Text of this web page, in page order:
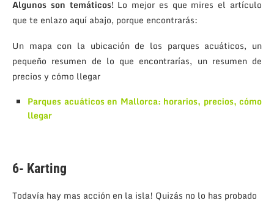
Algunos son temáticos!Lo mejor es que mires el artículo
que te enlazo aquí abajo, porque encontrarás:
Un mapa con la ubicación de los parques acuáticos, un
pequeño resumen de lo que encontrarías, un resumen de
precios y cómo llegar
Parques acuáticos en Mallorca: horarios, precios, cómo
llegar
6- Karting
Todavía hay mas acción en la isla! Quizás no lo has probado